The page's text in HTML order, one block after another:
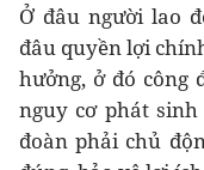
Ở đâu người lao
đâu quyền lợi
hưởng, ở đó công
nguy cơ phát
đoàn phải chủ